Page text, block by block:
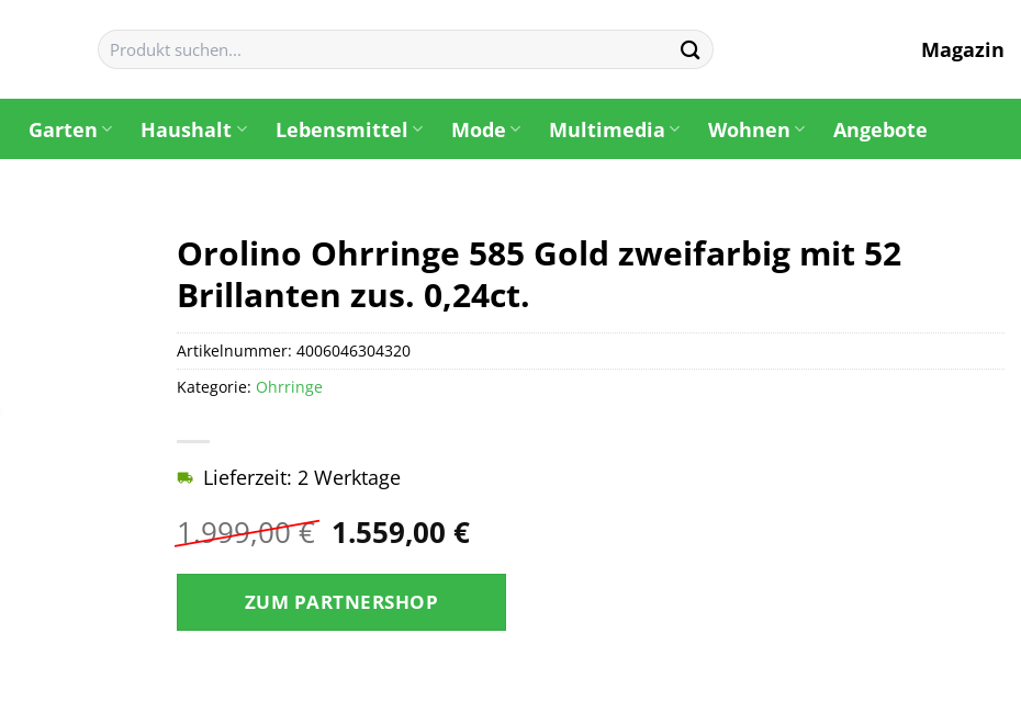
Suchen
nach:
Magazin
Garten Haushalt Lebensmittel Mode Multimedia Wohnen Angebote
Orolino Ohrringe 585 Gold zweifarbig mit 52
Brillanten zus. 0,24ct.
1.999,00€ Ursprünglicher
war:
1.999,00 €
1.559,00 €Aktueller
Lieferzeit: 2 Werktage
ZUM PARTNERSHOP
Artikelnummer: 4006046304320
Kategorie: Ohrringe